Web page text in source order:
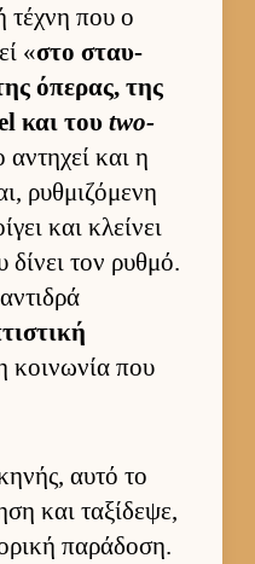
τέχνη που ο
«στο σταυ­
όπερας, της
και του two-
και η
ρυθ­μιζόμενη
και κλεί­νει
τον ρυθ­μό.
κοι­νωνία που
αυτό το
και ταξίδεψε,
παράδοση.